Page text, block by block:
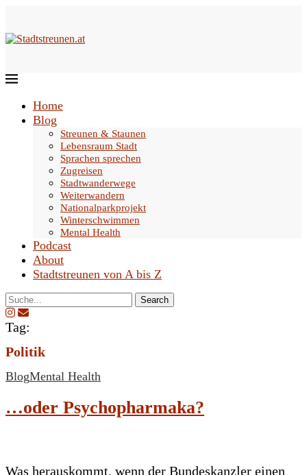
Home
Blog
Streunen & Staunen
Lebensraum Stadt
Sprachen sprechen
Zugreisen
Stadtwanderwege
Weiterwandern
Nationalparkprojekt
Winterschwimmen
Mental Health
Podcast
About
Stadtstreunen von A bis Z
Search
Tag:
Politik
BlogMental Health
…oder Psychopharmaka?
Was herauskommt, wenn der Bundeskanzler einen